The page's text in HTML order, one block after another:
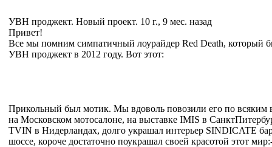
УВН проджект. Новый проект. 10 г., 9 мес. назад
Привет!
Все мы помним симпатичный лоурайдер Red Death, который
УВН проджект в 2012 году. Вот этот:
Прикольный был мотик. Мы вдоволь повозили его по всяким
на Московском мотосалоне, на выставке IMIS в
TVIN в Нидерландах, долго украшал интерьер SINDICATE
шоссе, короче достаточно поукрашал своей красотой этот